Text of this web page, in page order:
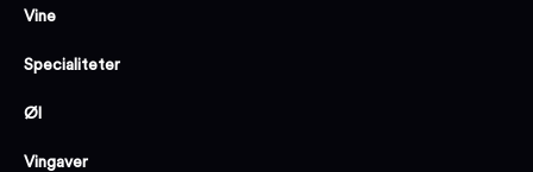
Vine
Specialiteter
Øl
Vingaver